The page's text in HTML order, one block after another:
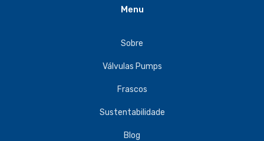
Menu
Sobre
Válvulas Pumps
Frascos
Sustentabilidade
Blog